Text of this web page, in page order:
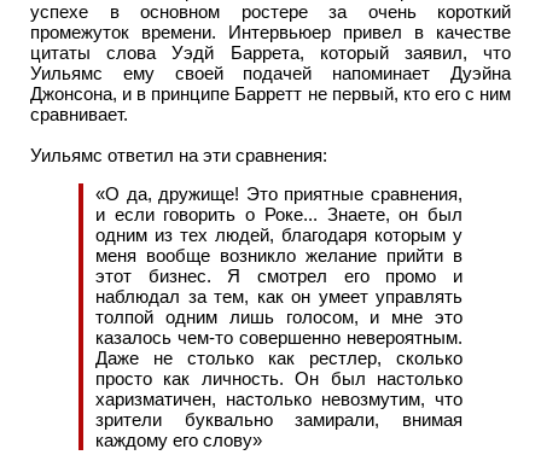
успехе в основном ростере за очень короткий
промежуток времени. Интервьюер привел в качестве
цитаты слова Уэдй Баррета, который заявил, что
Уильямс ему своей подачей напоминает Дуэйна
Джонсона, и в принципе Барретт не первый, кто его с ним
сравнивает.
Уильямс ответил на эти сравнения:
«О да, дружище! Это приятные сравнения,
и если говорить о Роке... Знаете, он был
одним из тех людей, благодаря которым у
меня вообще возникло желание прийти в
этот бизнес. Я смотрел его промо и
наблюдал за тем, как он умеет управлять
толпой одним лишь голосом, и мне это
казалось чем-то совершенно невероятным.
Даже не столько как рестлер, сколько
просто как личность. Он был настолько
харизматичен, настолько невозмутим, что
зрители буквально замирали, внимая
каждому его слову»